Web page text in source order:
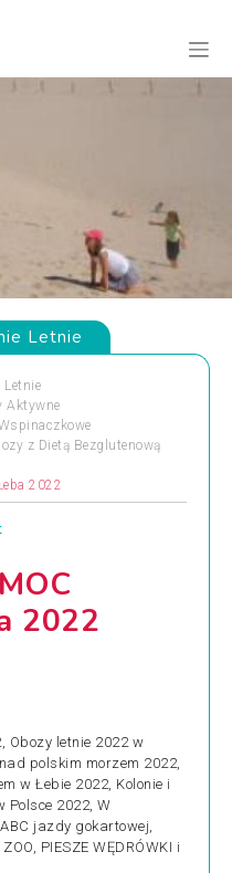
Letnie
Letnie
Aktywne
z Dietą Bezglutenową
2022
2022
Obozy letnie 2022 w
polskim morzem 2022,
w Łebie 2022, Kolonie i
Polsce 2022, W
jazdy gokartowej,
PIESZE WĘDRÓWKI i